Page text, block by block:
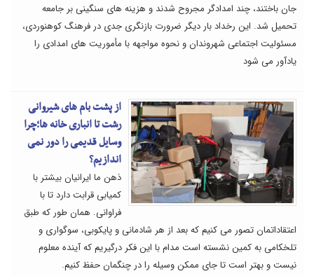
جان باختند، چند امدادگر مجروح شدند و هزینه های سنگینی بر جامعه
تحمیل شد. این رخداد بار دیگر ضرورت بازنگری جدی در فرهنگ کوهنوردی،
مسئولیت اجتماعی شهروندان و نحوه مواجهه با مأموریت های امدادی را
یادآور می شود
از پشت بام های شیروانی
رشت تا انباری خانه ها؛چرا
وسایل قدیمی را دور نمی
اندازیم؟
ذهن ما ایرانیان بیشتر با
کمیابی قرابت دارد تا با
فراوانی. همان طور که طبق
اعتقاداتمان تصور می کنیم که بعد از هر شادمانی و پایکوبی، سوگواری و
تلخکامی به کمین نشسته است مدام با این فکر درگیریم که آینده معلوم
نیست و بهتر است تا جای ممکن وسیله را در چنگمان حفظ کنیم.